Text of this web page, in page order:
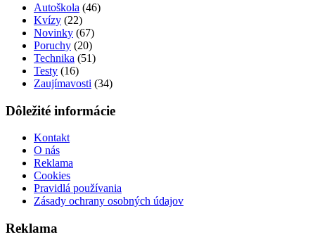
Autoškola (46)
Kvízy (22)
Novinky (67)
Poruchy (20)
Technika (51)
Testy (16)
Zaujímavosti (34)
Dôležité informácie
Kontakt
O nás
Reklama
Cookies
Pravidlá používania
Zásady ochrany osobných údajov
Reklama